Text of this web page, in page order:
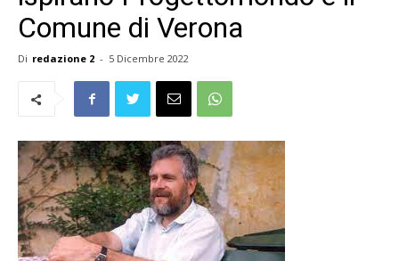
Comune di Verona
Di redazione 2 - 5 Dicembre 2022